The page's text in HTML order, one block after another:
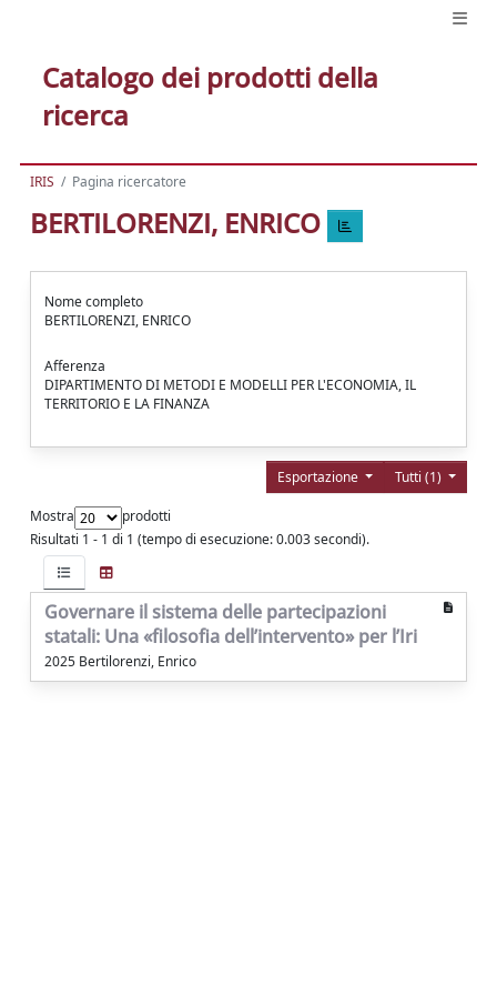
Catalogo dei prodotti della
ricerca
IRIS Pagina ricercatore
BERTILORENZI, ENRICO
Nome completo
BERTILORENZI, ENRICO
Afferenza
DIPARTIMENTO DI METODI E MODELLI PER L'ECONOMIA, IL
TERRITORIO E LA FINANZA
Tutti (1)
Esportazione
Mostra
prodotti
Risultati 1 - 1 di 1 (tempo di esecuzione: 0.003 secondi).
Governare il sistema delle partecipazioni
statali: Una «filosofia dell’intervento» per l’Iri
2025 Bertilorenzi, Enrico